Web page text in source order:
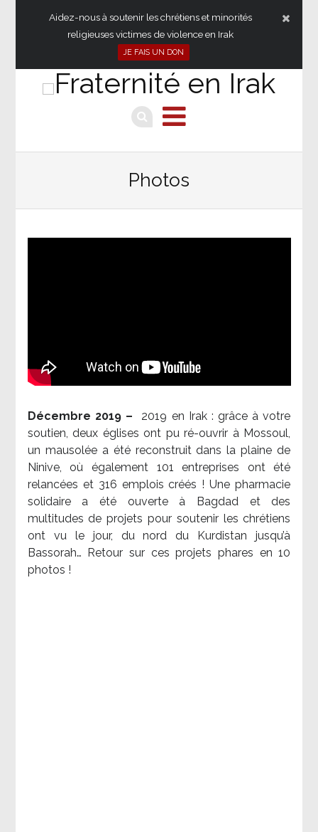
Aidez-nous à soutenir les chrétiens et minorités
religieuses victimes de violence en Irak
JE FAIS UN DON
Photos
Décembre 2019 – 2019 en Irak : grâce à votre
soutien, deux églises ont pu ré-ouvrir à Mossoul,
un mausolée a été reconstruit dans la plaine de
Ninive, où également 101 entreprises ont été
relancées et 316 emplois créés ! Une pharmacie
solidaire a été ouverte à Bagdad et des
multitudes de projets pour soutenir les chrétiens
ont vu le jour, du nord du Kurdistan jusqu’à
Bassorah… Retour sur ces projets phares en 10
photos !